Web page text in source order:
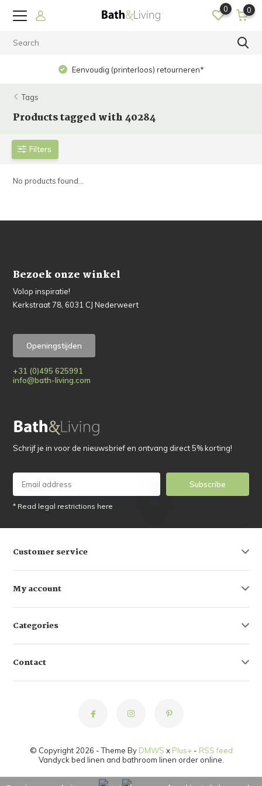
0 0
Eenvoudig (printerloos) retourneren*
Tags
Products tagged with 40284
Filters
No products found...
Bezoek onze winkel
Volop inspiratie!
Kerkstraat 78, 6031 CJ Nederweert
Openingstijden
+31 (0)495 625991
info@bath-living.com
Schrijf je in voor de nieuwsbrief en ontvang direct 5% korting!
Subscribe
* Read legal restrictions here
Customer service
My account
Categories
Contact
© Copyright 2026 - Theme By DMWS x Plus+- RSS feed
Vandyck bed linen and bathroom linen order online.